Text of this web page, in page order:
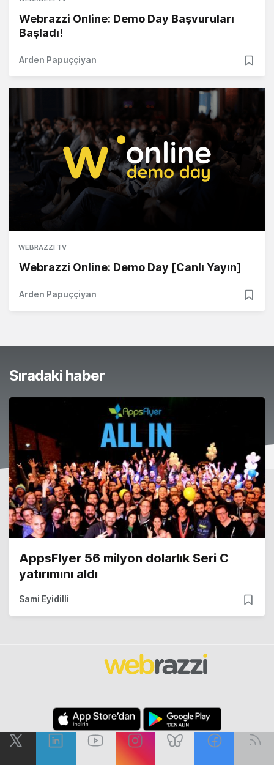
Webrazzi Online: Demo Day Başvuruları
Başladı!
Arden Papuççiyan
WEBRAZZI TV
Webrazzi Online: Demo Day [Canlı Yayın]
Arden Papuççiyan
Sıradaki haber
AppsFlyer 56 milyon dolarlık Seri C
yatırımını aldı
Sami Eyidilli